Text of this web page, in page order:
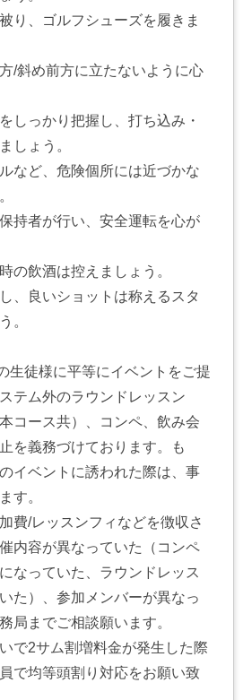
り、ゴルフシューズを履きま
/斜め前方に立たないように心
しっかり把握し、打ち込み・
しょう。
など、危険個所には近づかな
持者が行い、安全運転を心が
の飲酒は控えましょう。
、良いショットは称えるスタ
。
生徒様に平等にイベントをご提
テム外のラウンドレッスン
コース共）、コンペ、飲み会
を義務づけております。も
イベントに誘われた際は、事
す。
費/レッスンフィなどを徴収さ
内容が異なっていた（コンペ
なっていた、ラウンドレッス
た）、参加メンバーが異なっ
局までご相談願います。
で2サム割増料金が発生した際
で均等頭割り対応をお願い致